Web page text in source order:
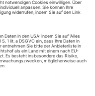
«Elektra»
Helena in die Untiefen
Es läuft bein­harter
Der Zankapfel des